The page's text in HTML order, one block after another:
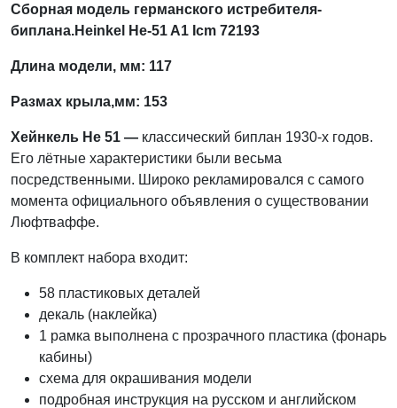
Сборная модель германского истребителя-
биплана.Heinkel He-51 A1 Icm 72193
Длина модели, мм: 117
Размах крыла,мм: 153
Хейнкель He 51 — классический биплан 1930-х годов.
Его лётные характеристики были весьма
посредственными. Широко рекламировался с самого
момента официального объявления о существовании
Люфтваффе.
В комплект набора входит:
58 пластиковых деталей
декаль (наклейка)
1 рамка выполнена с прозрачного пластика (фонарь
кабины)
схема для окрашивания модели
подробная инструкция на русском и английском